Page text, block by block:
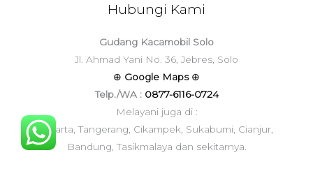
Hubungi Kami
Gudang Kacamobil Solo
Jl. Ahmad Yani No. 36, Jebres, Solo
⊕ Google Maps ⊕
Telp./WA : 0877-6116-0724
Melayani juga di :
Jakarta, Tangerang, Cikampek, Sukabumi, Cianjur,
Bandung, Tasikmalaya dan sekitarnya.